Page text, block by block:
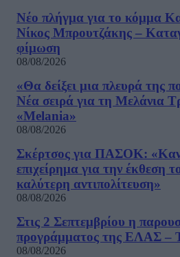
Νέο πλήγμα για το κόμμα
Νίκος Μπρουτζάκης –
φίμωση
08/08/2026
«Θα δείξει μια πλευρά της
Νέα σειρά για τη Μελάνια
«Melania»
08/08/2026
Σκέρτσος για ΠΑΣΟΚ:
επιχείρημα για την έκθεση
καλύτερη αντιπολίτευση»
08/08/2026
Στις 2 Σεπτεμβρίου η
προγράμματος της ΕΛΑΣ –
08/08/2026